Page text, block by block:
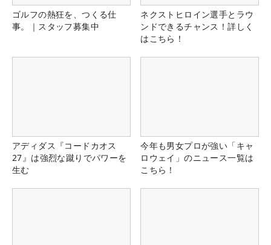
ゴルフの熱狂を、つくる仕
事。｜スタッフ募集中
ネクストヒロイン選手とラウ
ンドできるチャンス！詳しく
はこちら！
アディダス『コードカオス
27』は強烈な蹴りでパワーを
生む
今年も男女プロが強い「キャ
ロウェイ」のニュース一覧は
こちら！